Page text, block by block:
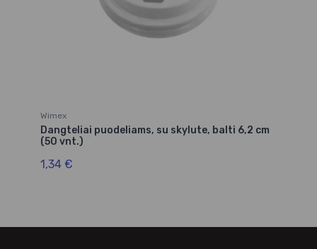
Wimex
Dangteliai puodeliams, su skylute, balti 6,2 cm
(50 vnt.)
1,34 €